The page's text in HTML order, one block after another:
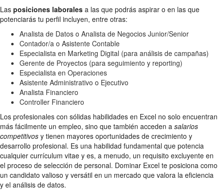
Las posiciones laborales a las que podrás aspirar o en las que
potenciarás tu perfil incluyen, entre otras:
Analista de Datos o Analista de Negocios Junior/Senior
Contador/a o Asistente Contable
Especialista en Marketing Digital (para análisis de campañas)
Gerente de Proyectos (para seguimiento y reporting)
Especialista en Operaciones
Asistente Administrativo o Ejecutivo
Analista Financiero
Controller Financiero
Los profesionales con sólidas habilidades en Excel no solo encuentran
más fácilmente un empleo, sino que también acceden a salarios
competitivos y tienen mayores oportunidades de crecimiento y
desarrollo profesional. Es una habilidad fundamental que potencia
cualquier currículum vitae y es, a menudo, un requisito excluyente en
el proceso de selección de personal. Dominar Excel te posiciona como
un candidato valioso y versátil en un mercado que valora la eficiencia
y el análisis de datos.